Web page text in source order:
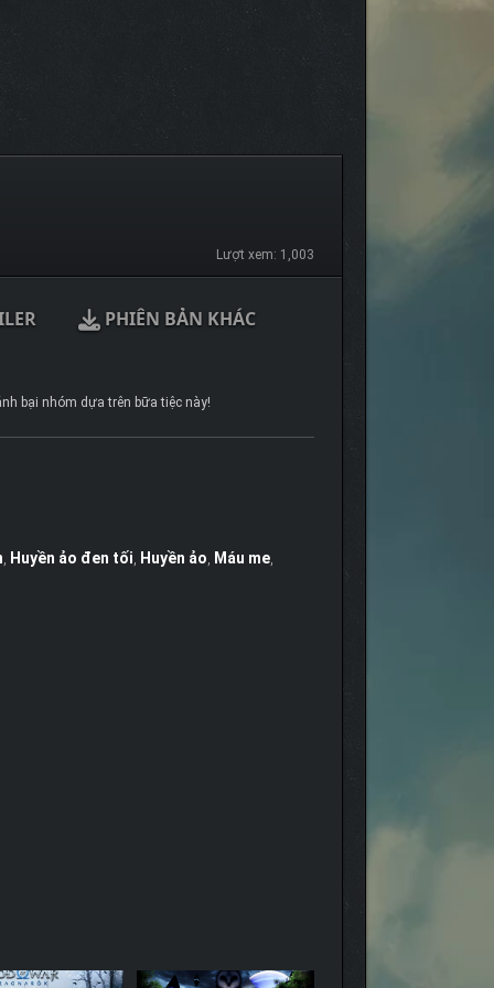
Lượt xem: 1,003
PHIÊN BẢN KHÁC
bại nhóm dựa trên bữa tiệc này!
Huyền ảo đen tối Huyền ảo Máu me,